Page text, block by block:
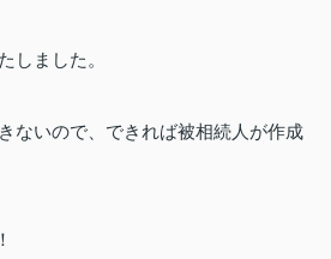
しました。
ないので、できれば被相続人が作成